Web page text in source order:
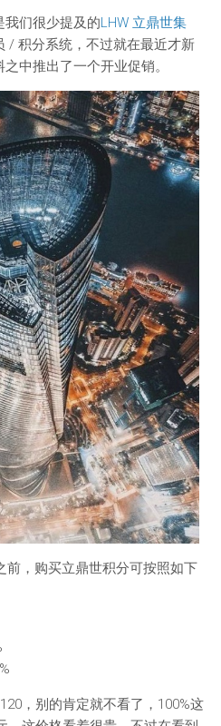
我们很少提及的LHW 立鼎世集
/ 积分系统，不过就在最近才新
中推出了一个开业促销。
前，购买立鼎世积分可按照如下
，别的肯定就不看了，100%这